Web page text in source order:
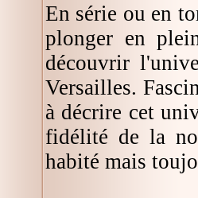
En série ou en
plonger en
découvrir
Versailles.
à décrire cet
fidélité de la
habité mais